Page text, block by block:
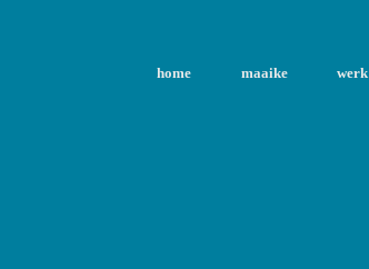
home maaike werk